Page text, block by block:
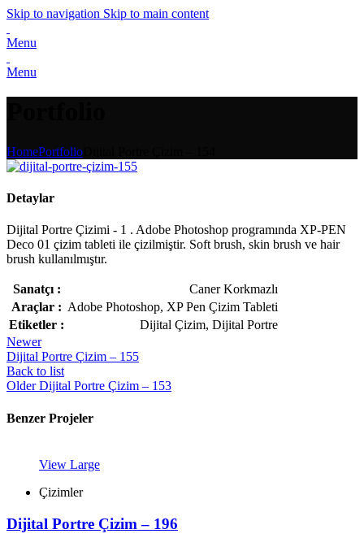
Skip to navigation Skip to main content
Menu
Menu
HomePortfolio
Detaylar
Dijital Portre Çizimi - 1 . Adobe Photoshop programında XP-PEN
Deco 01 çizim tableti ile çizilmiştir. Soft brush, skin brush ve hair
brush kullanılmıştır.
Sanatçı :
Caner Korkmazlı
Araçlar : Adobe Photoshop, XP Pen Çizim Tableti
Etiketler :
Dijital Çizim, Dijital Portre
Newer
Dijital Portre Çizim – 155
Back to list
Older Dijital Portre Çizim – 153
Benzer Projeler
View Large
Çizimler
Dijital Portre Çizim – 196